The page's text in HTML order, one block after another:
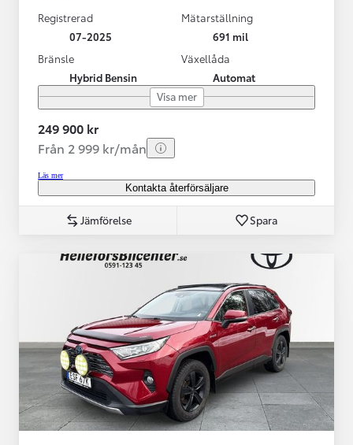
Registrerad
07-2025
Mätarställning
691 mil
Bränsle
Hybrid Bensin
Växellåda
Automat
Visa mer
249 900 kr
Från 2 999 kr/mån
Läs mer
Kontakta återförsäljare
Jämförelse Spara